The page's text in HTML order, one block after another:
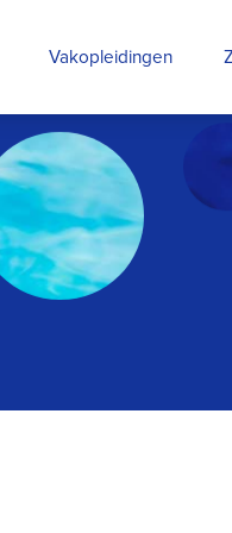
Vakopleidingen